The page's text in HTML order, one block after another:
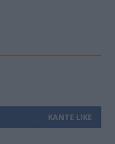
ΚΆΝΤΕ LIKE